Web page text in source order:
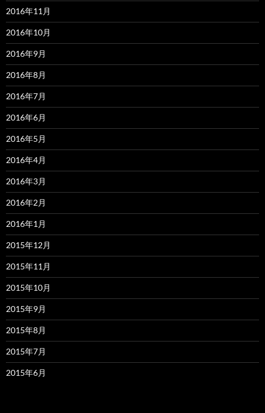
2016年11月
2016年10月
2016年9月
2016年8月
2016年7月
2016年6月
2016年5月
2016年4月
2016年3月
2016年2月
2016年1月
2015年12月
2015年11月
2015年10月
2015年9月
2015年8月
2015年7月
2015年6月